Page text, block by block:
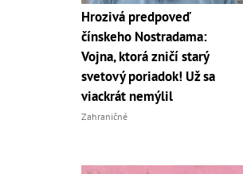
Hrozivá predpoveď
čínskeho Nostradama:
Vojna, ktorá zničí starý
svetový poriadok! Už sa
viackrát nemýlil
Zahraničné